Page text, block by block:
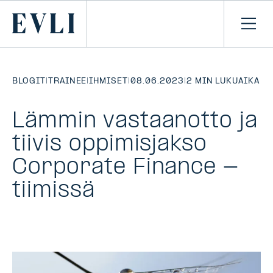
Primary
Avaa
BLOGIT | TRAINEE|IHMISET |08.06.2023 |2 MIN LUKUAIKA
Lämmin vastaanotto ja
tiivis oppimisjakso
Corporate Finance -
tiimissä